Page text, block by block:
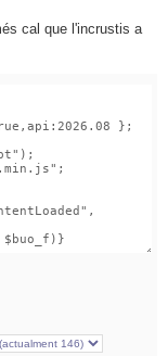
cal que l'incrustis a